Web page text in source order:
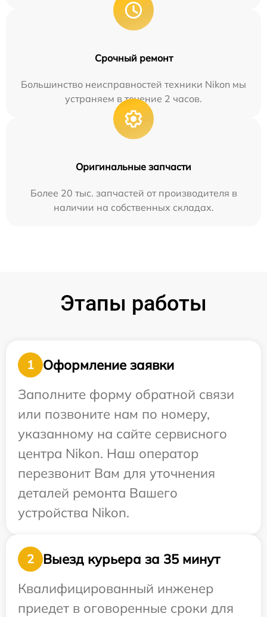
Срочный ремонт
Большинство неисправностей техники Nikon мы
устраняем в течение 2 часов.
Оригинальные запчасти
Более 20 тыс. запчастей от производителя в
наличии на собственных складах.
Этапы работы
1
Оформление заявки
Заполните форму обратной связи
или позвоните нам по номеру,
указанному на сайте сервисного
центра Nikon. Наш оператор
перезвонит Вам для уточнения
деталей ремонта Вашего
устройства Nikon.
2
Выезд курьера за 35 минут
Квалифицированный инженер
приедет в оговоренные сроки для